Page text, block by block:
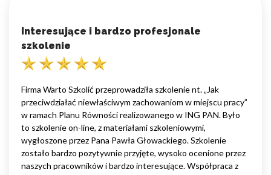
Interesujące i bardzo profesjonale
szkolenie
Firma Warto Szkolić przeprowadziła szkolenie nt. „Jak
przeciwdziałać niewłaściwym zachowaniom w miejscu pracy”
w ramach Planu Równości realizowanego w ING PAN. Było
to szkolenie on-line, z materiałami szkoleniowymi,
wygłoszone przez Pana Pawła Głowackiego. Szkolenie
zostało bardzo pozytywnie przyjęte, wysoko ocenione przez
naszych pracowników i bardzo interesujące. Współpraca z